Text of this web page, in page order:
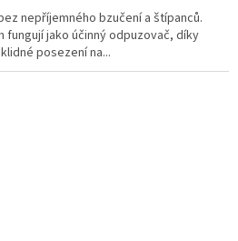
nepříjemného bzučení a štípanců.
fungují jako účinný odpuzovač, díky
posezení na...